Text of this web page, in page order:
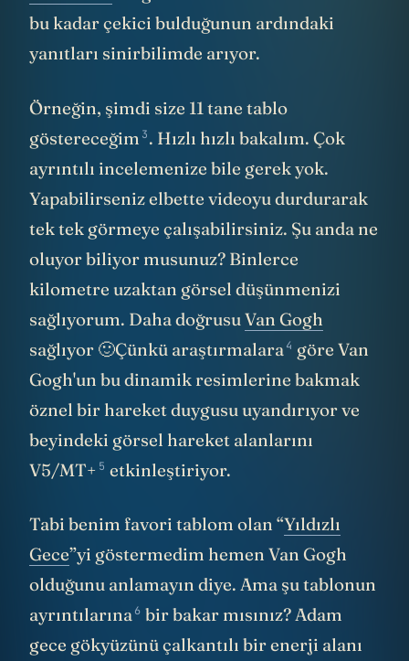
bu kadar çekici bulduğunun ardındaki
yanıtları sinirbilimde arıyor.
Örneğin, şimdi size 11 tane tablo
göstereceğim 3. Hızlı hızlı bakalım. Çok
ayrıntılı incelemenize bile gerek yok.
Yapabilirseniz elbette videoyu durdurarak
tek tek görmeye çalışabilirsiniz. Şu anda ne
oluyor biliyor musunuz? Binlerce
kilometre uzaktan görsel düşünmenizi
sağlıyorum. Daha doğrusuVan Gogh
sağlıyor 🙂Çünkü araştırmalara4 göre Van
Gogh'un bu dinamik resimlerine bakmak
öznel bir hareket duygusu uyandırıyor ve
beyindeki görsel hareket alanlarını
V5/MT+ 5 etkinleştiriyor.
Tabi benim favori tablom olan “Yıldızlı
Gece”yi göstermedim hemen Van Gogh
olduğunu anlamayın diye. Ama şu tablonun
ayrıntılarına6 bir bakar mısınız? Adam
gece gökyüzünü çalkantılı bir enerji alanı